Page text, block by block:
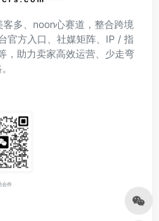
多、noon心赛道，整合跨境
官方入口、社媒矩阵、IP / 指
，助力卖家高效运营、少走弯
合作